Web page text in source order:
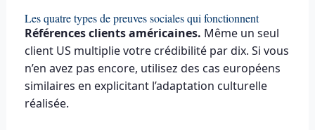
Les quatre types de preuves sociales qui fonctionnent
Références clients américaines. Même un seul
client US multiplie votre crédibilité par dix. Si vous
n’en avez pas encore, utilisez des cas européens
similaires en explicitant l’adaptation culturelle
réalisée.